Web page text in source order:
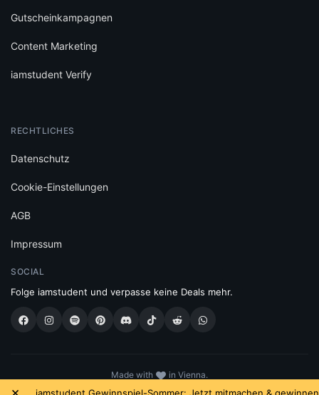
Gutscheinkampagnen
Content Marketing
iamstudent Verify
RECHTLICHES
Datenschutz
Cookie-Einstellungen
AGB
Impressum
SOCIAL
Folge iamstudent und verpasse keine Deals mehr.
Made with
in Vienna.
© 2026 High Five GmbH. Einfach mehr vom Studium.